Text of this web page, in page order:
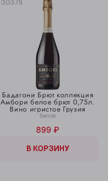
30376
Бадагони Брют коллекция
Амбори белое брют 0,75л.
Вино игристое Грузия
Белое
899 ₽
В КОРЗИНУ